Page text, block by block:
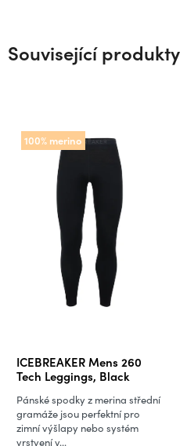
Související produkty
100% merino
ICEBREAKER Mens 260
Tech Leggings, Black
Pánské spodky z merina střední
gramáže jsou perfektní pro
zimní výšlapy nebo systém
vrstvení v...